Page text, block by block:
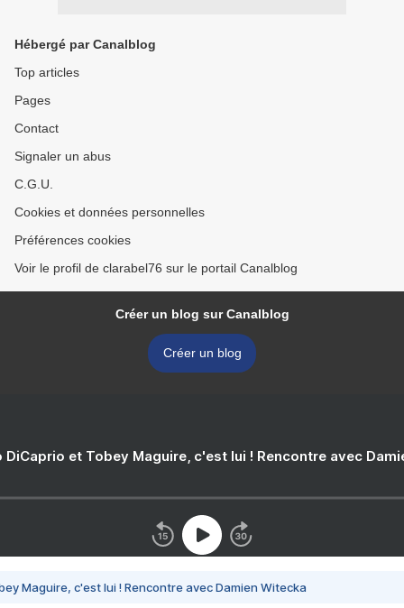
Hébergé par Canalblog
Top articles
Pages
Contact
Signaler un abus
C.G.U.
Cookies et données personnelles
Préférences cookies
Voir le profil de clarabel76 sur le portail Canalblog
Créer un blog sur Canalblog
Créer un blog
DiCaprio et Tobey Maguire, c'est lui ! Rencontre avec
Maguire, c'est lui ! Rencontre avec Damien Witecka